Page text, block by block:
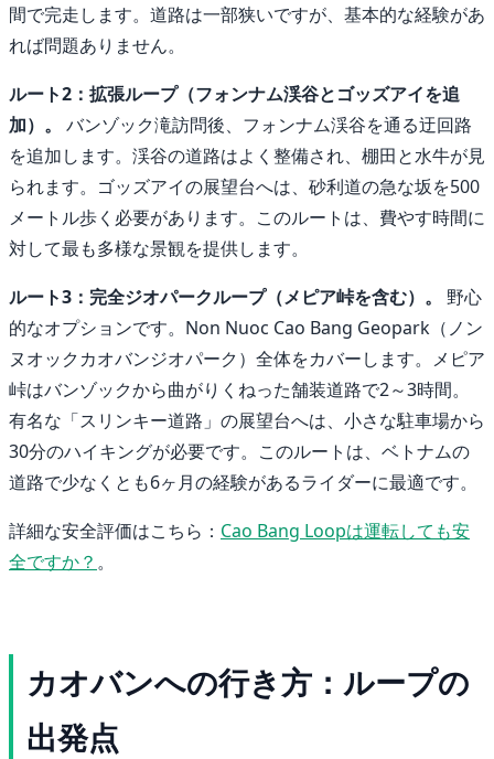
間で完走します。道路は一部狭いですが、基本的な経験があ
れば問題ありません。
ルート2：拡張ループ（フォンナム渓谷とゴッズアイを追
加）。
バンゾック滝訪問後、フォンナム渓谷を通る迂回路
を追加します。渓谷の道路はよく整備され、棚田と水牛が見
られます。ゴッズアイの展望台へは、砂利道の急な坂を500
メートル歩く必要があります。このルートは、費やす時間に
対して最も多様な景観を提供します。
ルート3：完全ジオパークループ（メピア峠を含む）。
野心
的なオプションです。Non Nuoc Cao Bang Geopark（ノン
ヌオックカオバンジオパーク）全体をカバーします。メピア
峠はバンゾックから曲がりくねった舗装道路で2～3時間。
有名な「スリンキー道路」の展望台へは、小さな駐車場から
30分のハイキングが必要です。このルートは、ベトナムの
道路で少なくとも6ヶ月の経験があるライダーに最適です。
詳細な安全評価はこちら： Cao Bang Loopは運転しても安
全ですか？ 。
カオバンへの行き方：ループの
出発点